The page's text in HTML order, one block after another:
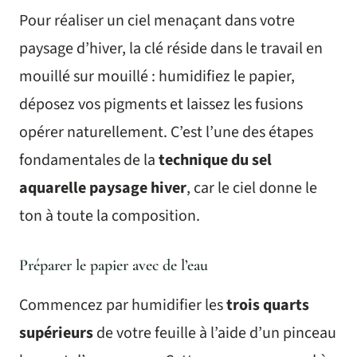
Pour réaliser un ciel menaçant dans votre
paysage d’hiver, la clé réside dans le travail en
mouillé sur mouillé : humidifiez le papier,
déposez vos pigments et laissez les fusions
opérer naturellement. C’est l’une des étapes
fondamentales de latechnique du sel
aquarelle paysage hiver, car le ciel donne le
ton à toute la composition.
Préparer le papier avec de l’eau
Commencez par humidifier lestrois quarts
supérieursde votre feuille à l’aide d’un pinceau